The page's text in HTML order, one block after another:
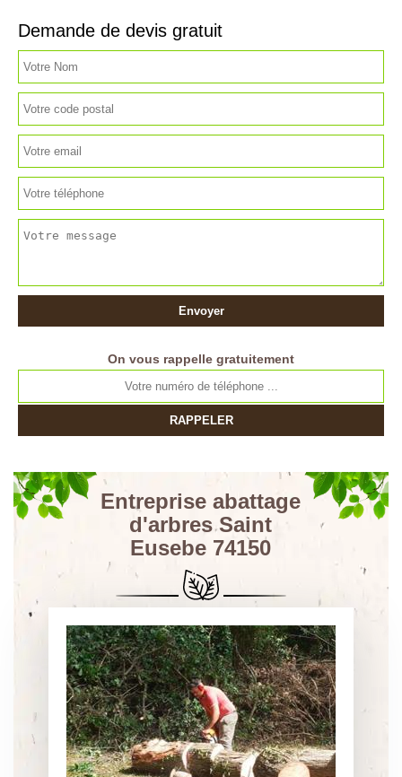
Demande de devis gratuit
On vous rappelle gratuitement
Entreprise abattage
d'arbres Saint
Eusebe 74150